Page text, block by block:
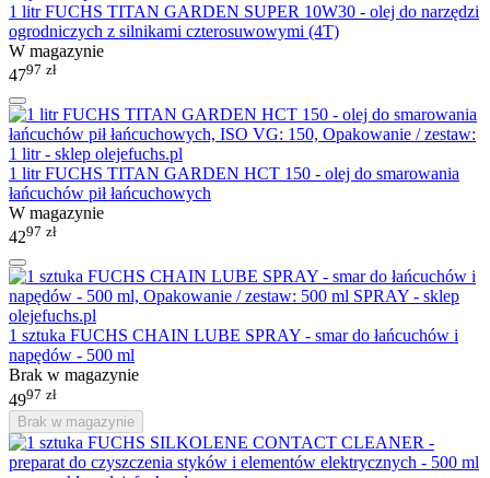
1 litr FUCHS TITAN GARDEN SUPER 10W30 - olej do narzędzi
ogrodniczych z silnikami czterosuwowymi (4T)
W magazynie
4797 zł
1 litr FUCHS TITAN GARDEN HCT 150 - olej do smarowania
łańcuchów pił łańcuchowych
W magazynie
4297 zł
1 sztuka FUCHS CHAIN LUBE SPRAY - smar do łańcuchów i
napędów - 500 ml
Brak w magazynie
4997 zł
Brak w magazynie